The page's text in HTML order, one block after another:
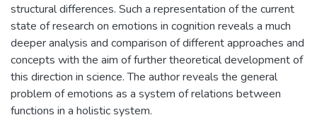
structural differences. Such a representation of the current
state of research on emotions in cognition reveals a much
deeper analysis and comparison of different approaches and
concepts with the aim of further theoretical development of
this direction in science. The author reveals the general
problem of emotions as a system of relations between
functions in a holistic system.